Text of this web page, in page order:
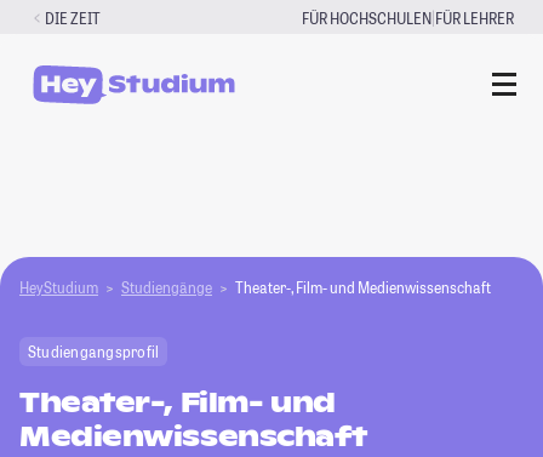
Zum
springen
DIE ZEIT FÜR HOCHSCHULEN|FÜR LEHRER
HeyStudium Studiengänge Theater-, Film- und Medienwissenschaft
Studiengangsprofil
Theater-, Film- und
Medienwissenschaft